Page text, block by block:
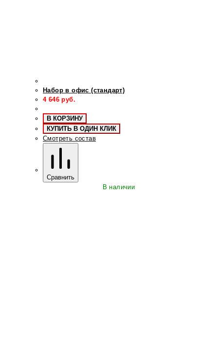
Набор в офис (стандарт)
4 646 руб.
В КОРЗИНУ
КУПИТЬ В ОДИН КЛИК
Смотреть состав
Сравнить
В наличии